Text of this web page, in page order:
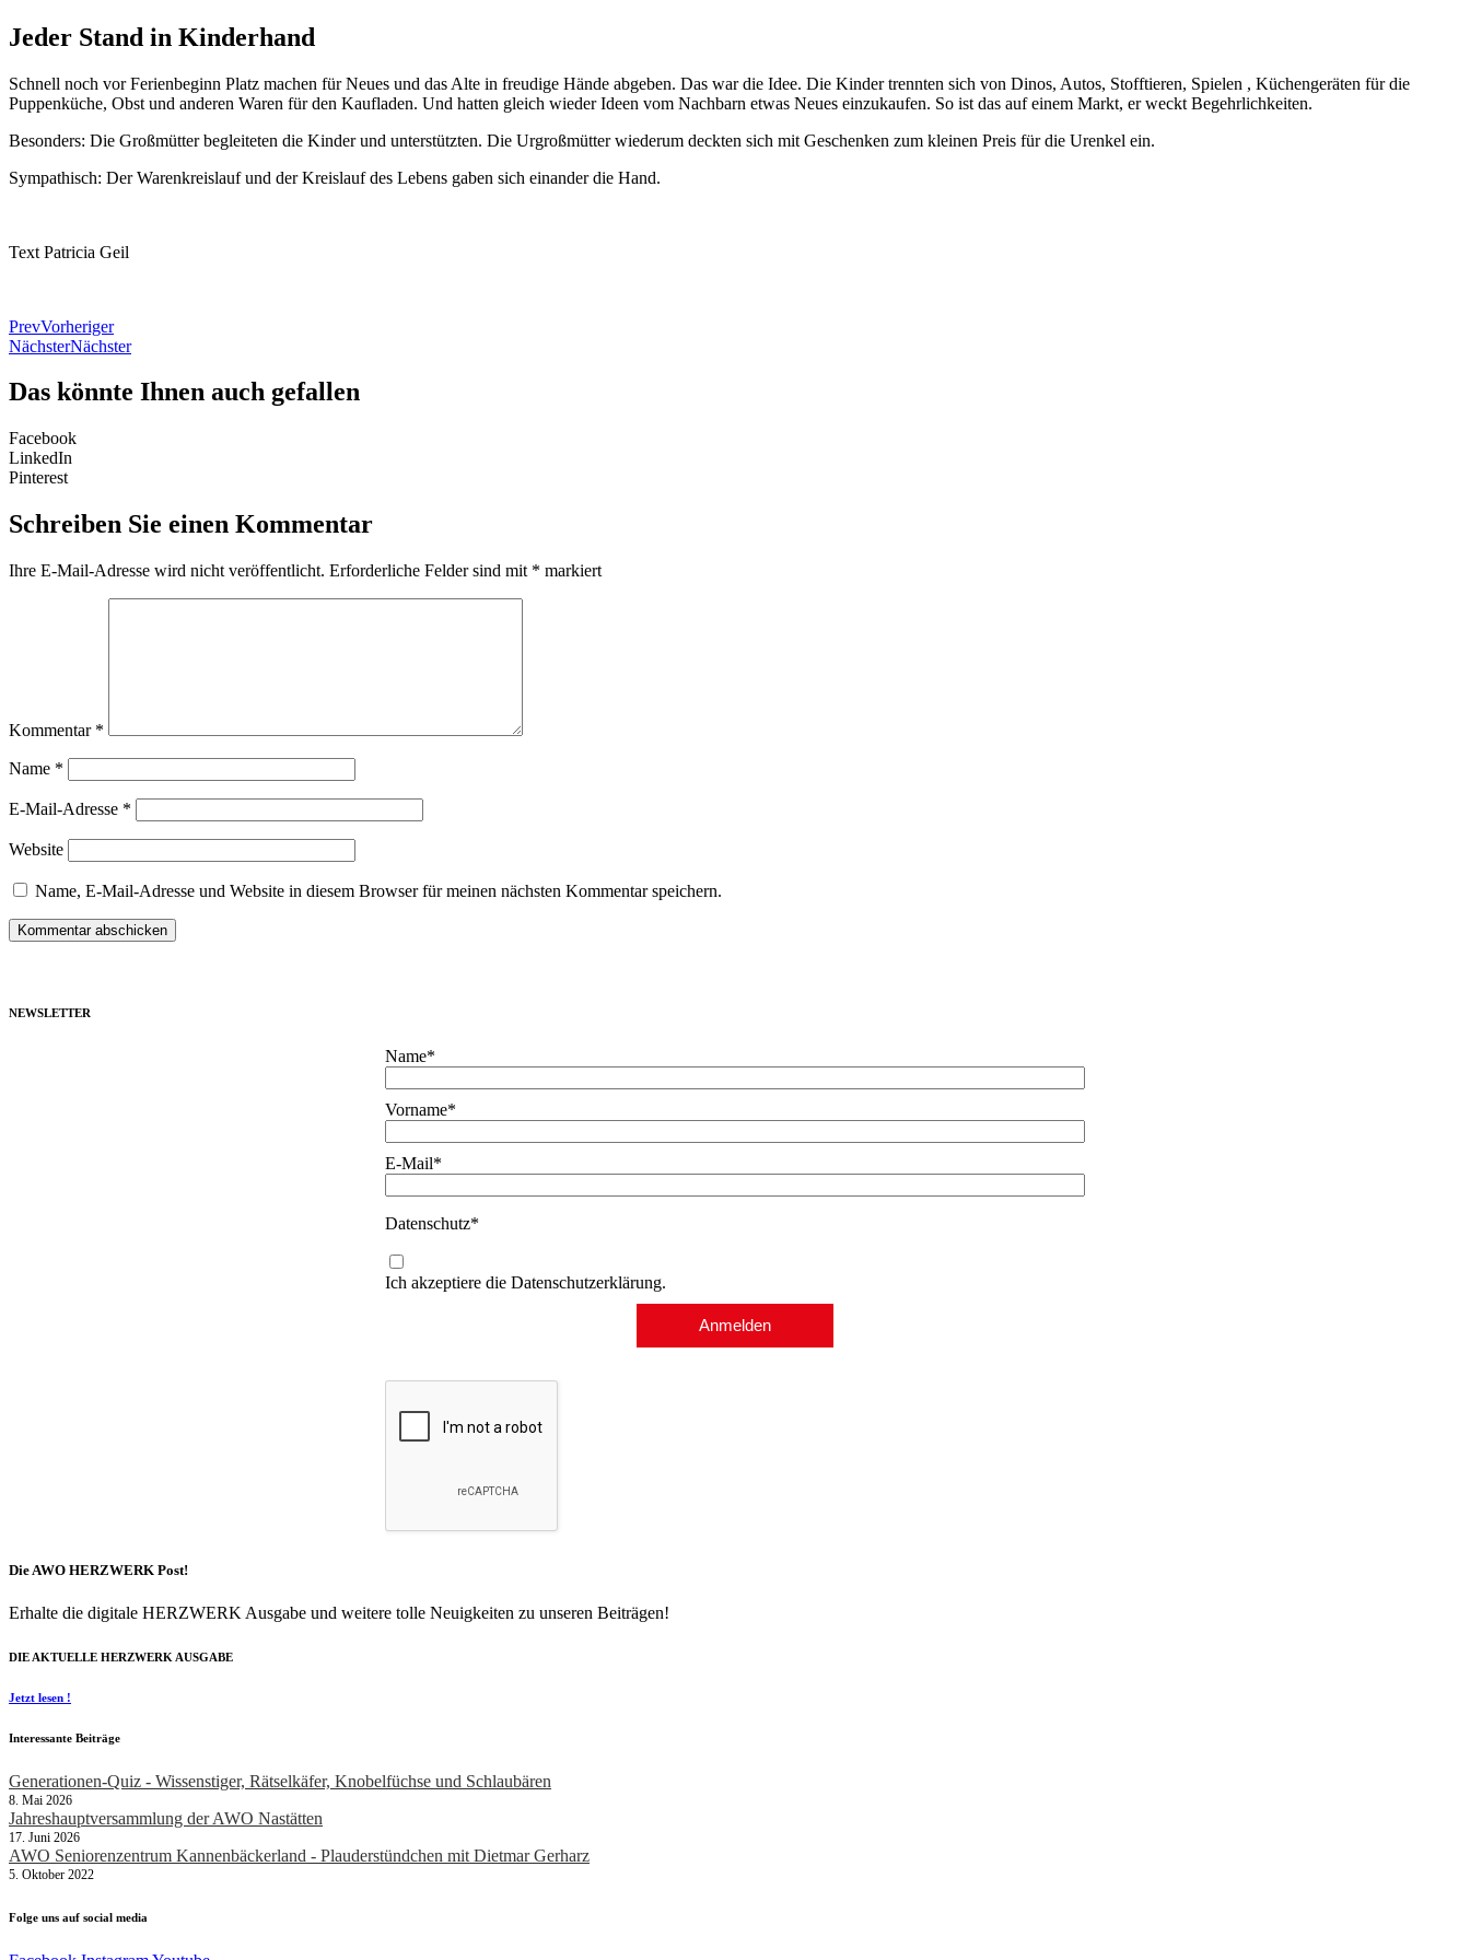
Jeder Stand in Kinderhand
Schnell noch vor Ferienbeginn Platz machen für Neues und das Alte in freudige Hände abgeben. Das war die Idee. Die Kinder trennten sich von Dinos, Autos, Stofftieren, Spielen , Küchengeräten für die
Puppenküche, Obst und anderen Waren für den Kaufladen. Und hatten gleich wieder Ideen vom Nachbarn etwas Neues einzukaufen. So ist das auf einem Markt, er weckt Begehrlichkeiten.
Besonders: Die Großmütter begleiteten die Kinder und unterstützten. Die Urgroßmütter wiederum deckten sich mit Geschenken zum kleinen Preis für die Urenkel ein.
Sympathisch: Der Warenkreislauf und der Kreislauf des Lebens gaben sich einander die Hand.
Text Patricia Geil
PrevVorheriger
NächsterNächster
Das könnte Ihnen auch gefallen
Facebook
LinkedIn
Pinterest
Schreiben Sie einen Kommentar
Ihre E-Mail-Adresse wird nicht veröffentlicht. Erforderliche Felder sind mit * markiert
Kommentar *
Name *
E-Mail-Adresse *
Website
Name, E-Mail-Adresse und Website in diesem Browser für meinen nächsten Kommentar speichern.
NEWSLETTER
Name*
Vorname*
E-Mail*
Datenschutz*
Ich akzeptiere die Datenschutzerklärung.
Anmelden
Die AWO HERZWERK Post!
Erhalte die digitale HERZWERK Ausgabe und weitere tolle Neuigkeiten zu unseren Beiträgen!
DIE AKTUELLE HERZWERK AUSGABE
Jetzt lesen !
Interessante Beiträge
Generationen-Quiz - Wissenstiger, Rätselkäfer, Knobelfüchse und Schlaubären
8. Mai 2026
Jahreshauptversammlung der AWO Nastätten
17. Juni 2026
AWO Seniorenzentrum Kannenbäckerland - Plauderstündchen mit Dietmar Gerharz
5. Oktober 2022
Folge uns auf social media